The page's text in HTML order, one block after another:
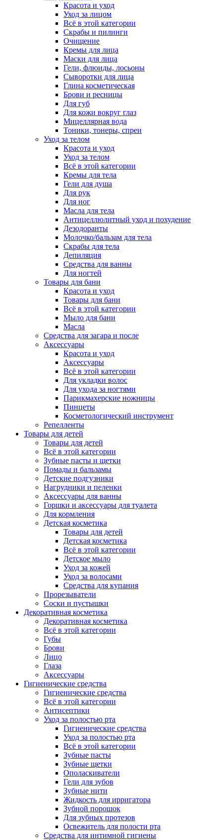
Красота и уход
Уход за лицом
Всё в этой категории
Скрабы и пилинги
Очищение
Кремы для лица
Маски для лица
Гели, флюиды, лосьоны
Сыворотки для лица
Глина косметическая
Брови и ресницы
Для губ
Для кожи вокруг глаз
Мицеллярная вода
Тоники, тонеры, спреи
Уход за телом
Красота и уход
Уход за телом
Всё в этой категории
Кремы для тела
Гели для душа
Для рук
Для ног
Масла для тела
Антицеллюлитный уход и похудение
Дезодоранты
Молочко/бальзам для тела
Скрабы для тела
Депиляция
Средства для ванны
Для ногтей
Товары для бани
Красота и уход
Товары для бани
Всё в этой категории
Мыло для бани
Масла
Средства для загара и после
Аксессуары
Красота и уход
Аксессуары
Всё в этой категории
Для укладки волос
Для ухода за ногтями
Парикмахерские ножницы
Пинцеты
Косметологический инструмент
Репелленты
Товары для детей
Товары для детей
Всё в этой категории
Зубные пасты и щетки
Помады и бальзамы
Детские подгузники
Нагрудники и пеленки
Аксессуары для ванны
Горшки и аксессуары для туалета
Для кормления
Детская косметика
Товары для детей
Детская косметика
Всё в этой категории
Детское мыло
Уход за кожей
Уход за волосами
Средства для купания
Прорезыватели
Соски и пустышки
Декоративная косметика
Декоративная косметика
Всё в этой категории
Губы
Брови
Лицо
Глаза
Аксессуары
Гигиенические средства
Гигиенические средства
Всё в этой категории
Антисептики
Уход за полостью рта
Гигиенические средства
Уход за полостью рта
Всё в этой категории
Зубные пасты
Зубные щетки
Ополаскиватели
Гели для зубов
Зубные нити
Жидкость для ирригатора
Зубной порошок
Для зубных протезов
Освежитель для полости рта
Средства для интимной гигиены